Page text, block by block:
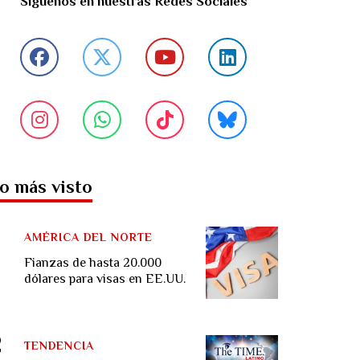
más visto
Fianzas de hasta 20.000
dólares para visas en EE.UU.
AMÉRICA DEL NORTE
TENDENCIA